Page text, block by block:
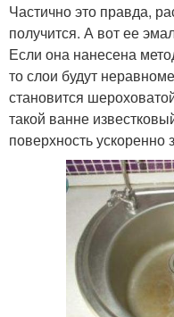
Частично это правда,
получится. А вот ее
Если она нанесена
то слои будут
становится
такой ванне
поверхность ускоренно